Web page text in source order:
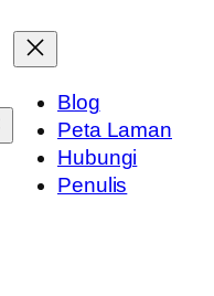
Blog
Peta Laman
Hubungi
Penulis